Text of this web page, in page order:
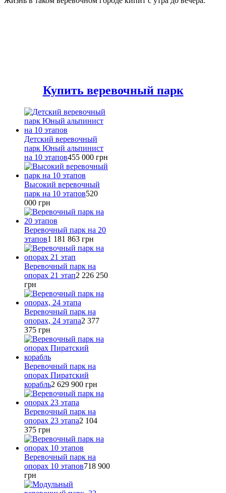
Купить веревочный парк
Детский веревочный
парк Юный альпинист
на 10 этапов455 000 грн
Высокий веревочный
парк на 10 этапов520
000 грн
Веревочный парк на 20
этапов1 181 863 грн
Веревочный парк на
опорах 21 этап2 226 250
грн
Веревочный парк на
опорах, 24 этапа2 377
375 грн
Веревочный парк на
опорах Пиратский
корабль2 629 900 грн
Веревочный парк на
опорах 23 этапа2 104
375 грн
Веревочный парк на
опорах 10 этапов718 900
грн